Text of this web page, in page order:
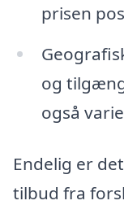
prisen
og
også
Endelig er
tilbud fra